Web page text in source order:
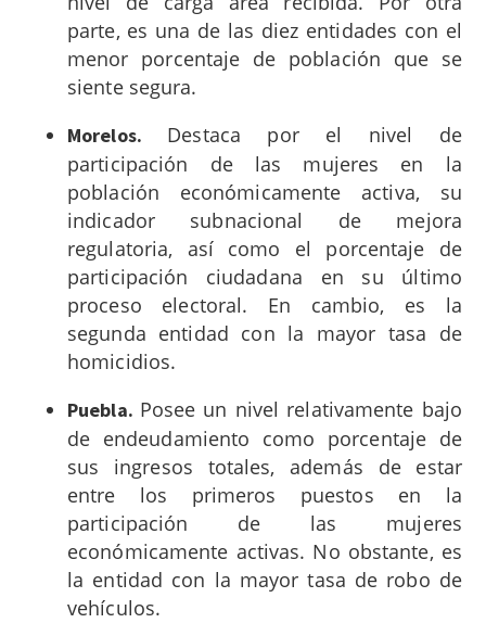
parte, es una de las diez entidades con el
menor porcentaje de población que se
siente segura.
Morelos. Destaca por el nivel de
participación de las mujeres en la
población económicamente activa, su
indicador subnacional de mejora
regulatoria, así como el porcentaje de
participación ciudadana en su último
proceso electoral. En cambio, es la
segunda entidad con la mayor tasa de
homicidios.
Puebla. Posee un nivel relativamente bajo
de endeudamiento como porcentaje de
sus ingresos totales, además de estar
entre los primeros puestos en la
participación de las mujeres
económicamente activas. No obstante, es
la entidad con la mayor tasa de robo de
vehículos.